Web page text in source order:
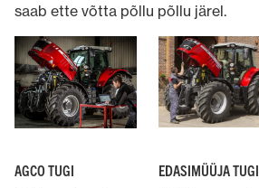
saab ette võtta põllu põllu järel.
AGCO TUGI
EDASIMÜÜJA TUGI